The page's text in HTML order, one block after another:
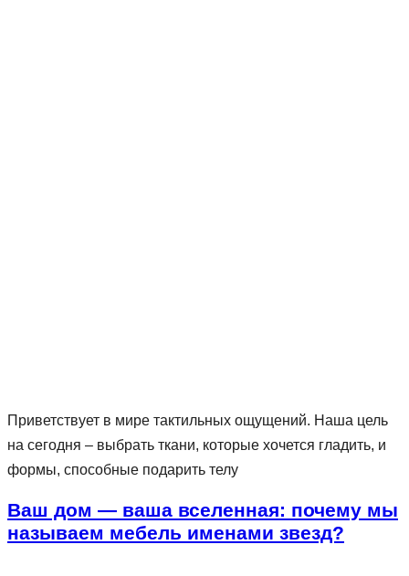
Приветствует в мире тактильных ощущений. Наша цель
на сегодня – выбрать ткани, которые хочется гладить, и
формы, способные подарить телу
Ваш дом — ваша вселенная: почему мы
называем мебель именами звезд?